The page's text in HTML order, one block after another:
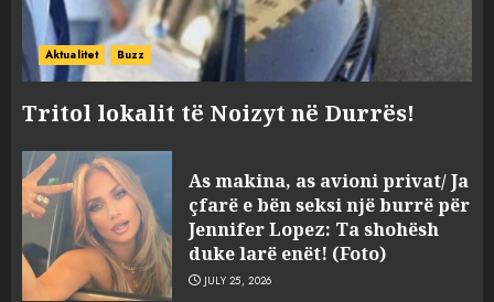
Aktualitet Buzz
Tritol lokalit të Noizyt në Durrës!
As makina, as avioni privat/ Ja
çfarë e bën seksi një burrë për
Jennifer Lopez: Ta shohësh
duke larë enët! (Foto)
JULY 25, 2026
3
racist në rrjetet sociale ndaj
gazetarit grek me origjinë
shqiptare: Je mysafir këtu,
nuk duhet të flasësh!
AUGUST 8, 2026